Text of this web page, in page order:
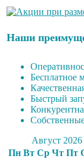
Наши
Бесплатное
Быстрый
Август 2026
Пн Вт Ср Чт Пт